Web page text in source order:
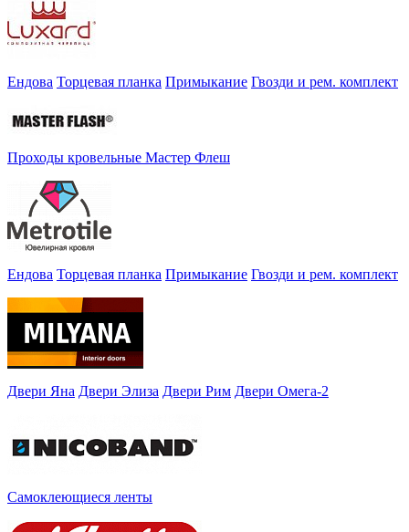
Ендова Торцевая планка Примыкание Гвозди и рем. комплект
Проходы кровельные Мастер Флеш
Ендова Торцевая планка Примыкание Гвозди и рем. комплект
Двери Яна Двери Элиза Двери Рим Двери Омега-2
Самоклеющиеся ленты